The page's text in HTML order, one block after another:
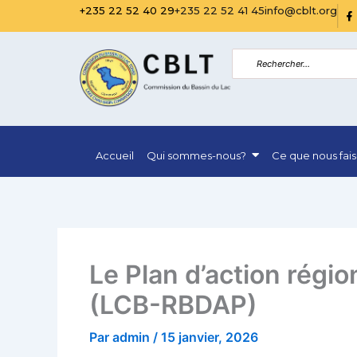
au
+235 22 52 40 29+235 22 52 41 45info@cblt.org R
i
-
f
e
k
f
i
l
Accueil Qui sommes-nous? Ce que nous
Le Plan d’action
(LCB-RBDAP)
Par admin / 15 janvier, 2026